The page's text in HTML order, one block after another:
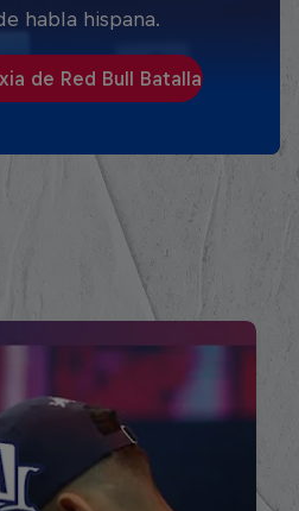
habla hispana.
de Red Bull Batalla